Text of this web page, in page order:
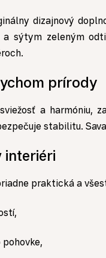
dizajnový
sýtym zeleným
prírody
a harmóniu,
stabilitu.
interiéri
praktická a